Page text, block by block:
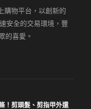
購物平台，以創新的
安全的交易環境，豐
的喜愛。
！剪頭髮、剪指甲外還